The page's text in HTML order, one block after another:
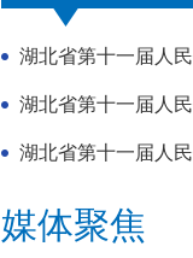
湖北省第十一届人
湖北省第十一届人
湖北省第十一届人
媒体聚焦